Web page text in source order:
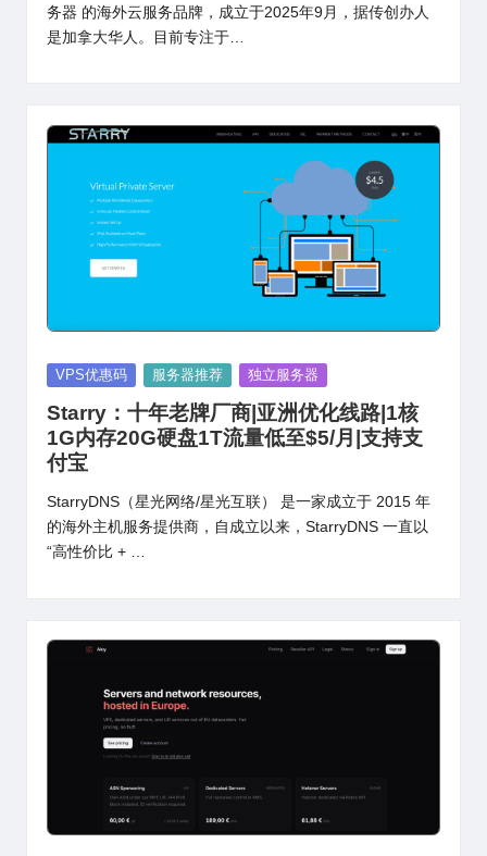
务器 的海外云服务品牌，成立于2025年9月，据传创办人
是加拿大华人。目前专注于…
Posted
VPS优惠码 服务器推荐 独立服务器
Starry：十年老牌厂商|亚洲优化线路|1核
1G内存20G硬盘1T流量低至$5/月|支持支
付宝
StarryDNS（星光网络/星光互联） 是一家成立于 2015 年
的海外主机服务提供商，自成立以来，StarryDNS 一直以
“高性价比 + …